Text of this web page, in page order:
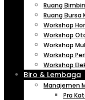
Ruang
Ruang Bursa
Workshop
Workshop
Workshop
Workshop
Workshop
Biro & Lembaga
Manajemen
Pra